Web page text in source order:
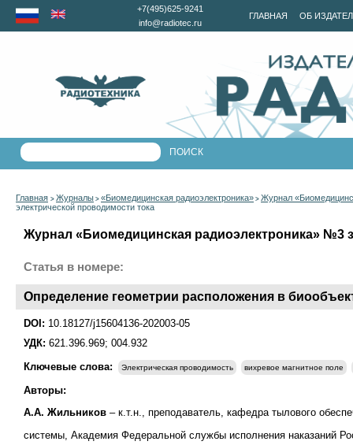
ГЛАВНАЯ ОБ
+7(495)625-9241
info@radiotec.ru
Главная > Журналы > «Биомедицинская радиоэлектроника» > Журнал
электрической проводимости тока
Журнал «Биомедицинская радиоэлектроника» №3
Статья в номере:
Определение геометрии расположения в
DOI: 10.18127/j15604136-202003-05
УДК: 621.396.969; 004.932
Ключевые слова:
Электрическая проводимость вихревое магнитное поле
Авторы:
А.А. Жильников – к.т.н., преподаватель, кафедра тылового
системы, Академия Федеральной службы исполнения наказаний